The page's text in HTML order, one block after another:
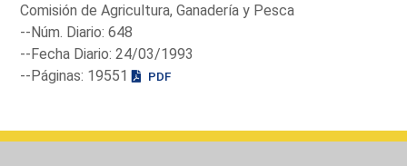
Comisión de Agricultura, Ganadería y Pesca
--Núm. Diario: 648
--Fecha Diario: 24/03/1993
--Páginas: 19551
PDF